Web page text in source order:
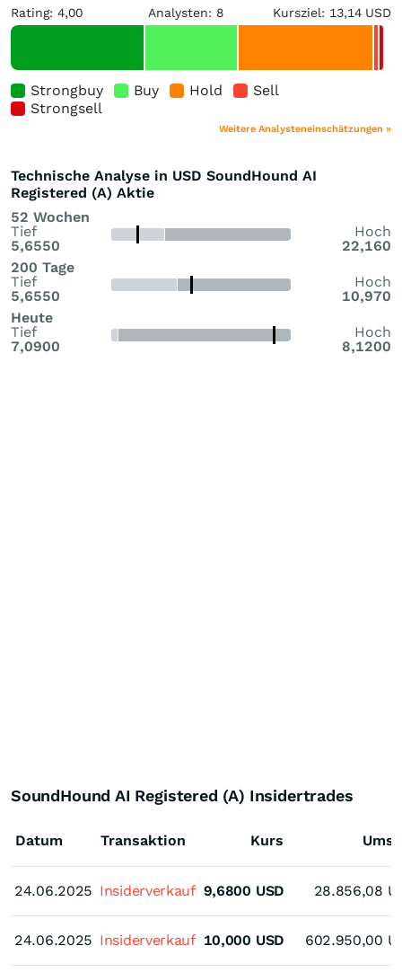
Rating: 4,00 Analysten: 8 Kursziel: 13,14 USD
Strongbuy Buy Hold
Sell
Strongsell
Weitere Analysteneinschätzungen »
Technische Analyse in USD SoundHound AI
Registered (A) Aktie
52 Wochen
Tief
5,6550
Hoch
22,160
200 Tage
Tief
5,6550
Hoch
10,970
Heute
Tief
7,0900
Hoch
8,1200
SoundHound AI Registered (A) Insidertrades
Datum
24.06.2025
24.06.2025
Transaktion Kurs
24.06.2025 Insiderverkauf 9,6800 USD 28.856,08
24.06.2025 Insiderverkauf 10,000 USD 602.950,00